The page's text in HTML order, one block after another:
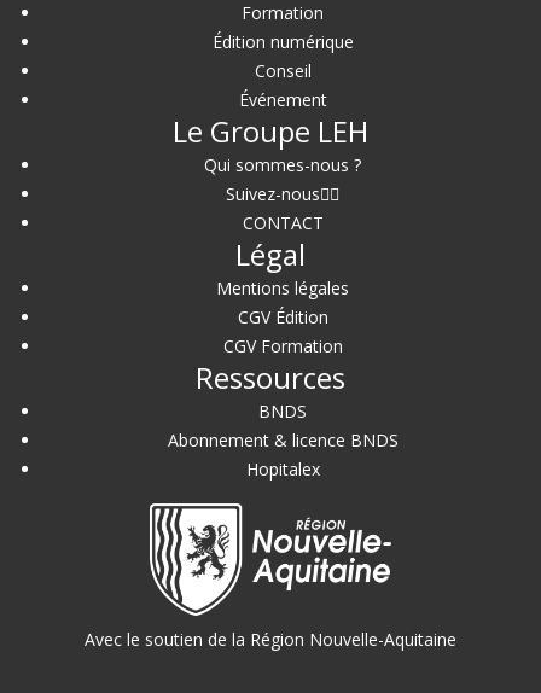
Formation
Édition numérique
Conseil
Événement
Le Groupe LEH
Qui sommes-nous ?
Suivez-nous
CONTACT
Légal
Mentions légales
CGV Édition
CGV Formation
Ressources
BNDS
Abonnement & licence BNDS
Hopitalex
Avec le soutien de la Région Nouvelle-Aquitaine